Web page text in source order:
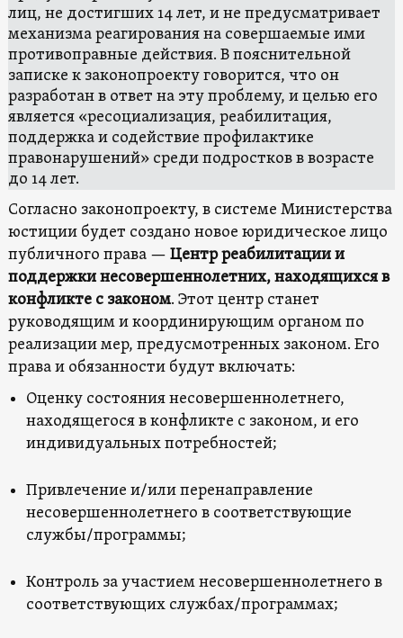
лиц, не достигших 14 лет, и не предусматривает
механизма реагирования на совершаемые ими
противоправные действия. В пояснительной
записке к законопроекту говорится, что он
разработан в ответ на эту проблему, и целью его
является «ресоциализация, реабилитация,
поддержка и содействие профилактике
правонарушений» среди подростков в возрасте
до 14 лет.
Согласно законопроекту, в системе Министерства
юстиции будет создано новое юридическое лицо
публичного права — Центр реабилитации и
поддержки несовершеннолетних, находящихся в
конфликте с законом. Этот центр станет
руководящим и координирующим органом по
реализации мер, предусмотренных законом. Его
права и обязанности будут включать:
Оценку состояния несовершеннолетнего,
находящегося в конфликте с законом, и его
индивидуальных потребностей;
Привлечение и/или перенаправление
несовершеннолетнего в соответствующие
службы/программы;
Контроль за участием несовершеннолетнего в
соответствующих службах/программах;